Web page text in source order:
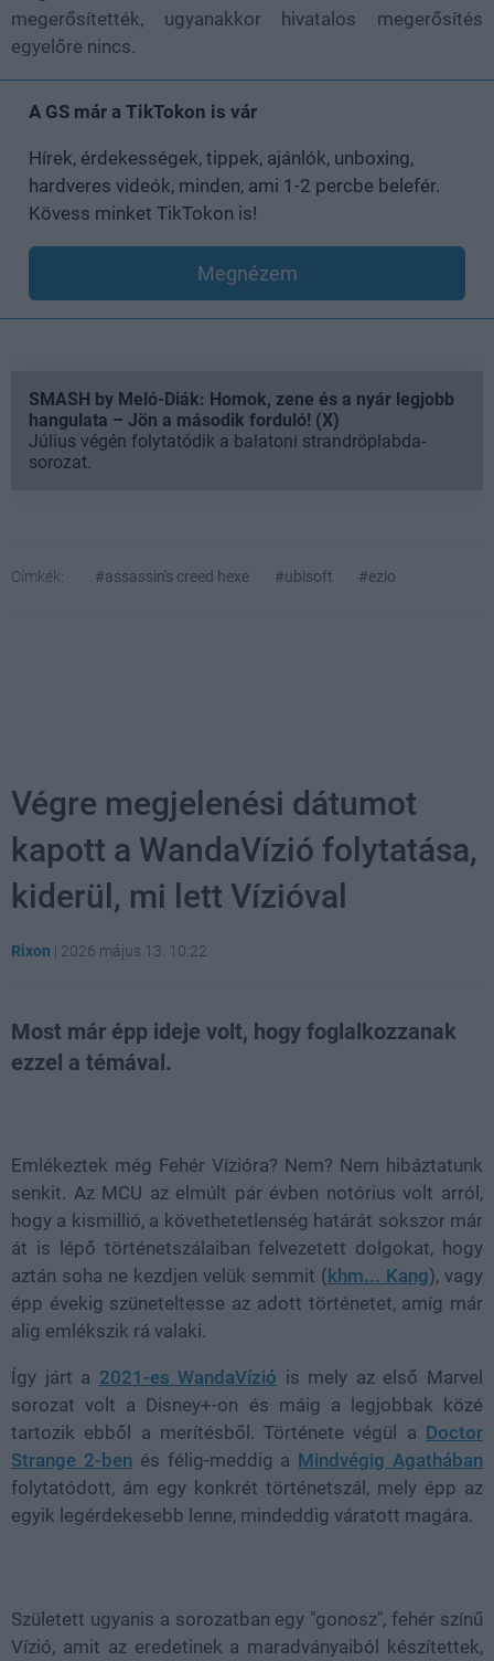
megerősítették, ugyanakkor hivatalos megerősítés
egyelőre nincs.
A GS már a TikTokon is vár
Hírek, érdekességek, tippek, ajánlók, unboxing,
hardveres videók, minden, ami 1-2 percbe belefér.
Kövess minket TikTokon is!
Megnézem
SMASH by Meló-Diák: Homok, zene és a nyár legjobb
hangulata – Jön a második forduló! (X)
Július végén folytatódik a balatoni strandröplabda-
sorozat.
Címkék: #assassin's creed hexe #ubisoft #ezio
Végre megjelenési dátumot
kapott a WandaVízió folytatása,
kiderül, mi lett Vízióval
Rixon | 2026 május 13. 10:22
Most már épp ideje volt, hogy foglalkozzanak
ezzel a témával.
Emlékeztek még Fehér Vízióra? Nem? Nem hibáztatunk
senkit. Az MCU az elmúlt pár évben notórius volt arról,
hogy a kismillió, a követhetetlenség határát sokszor már
át is lépő történetszálaiban felvezetett dolgokat, hogy
aztán soha ne kezdjen velük semmit (khm... Kang), vagy
épp évekig szüneteltesse az adott történetet, amíg már
alig emlékszik rá valaki.
Így járt a 2021-es WandaVízió is mely az első Marvel
sorozat volt a Disney+-on és máig a legjobbak közé
tartozik ebből a merítésből. Története végül a Doctor
Strange 2-benés félig-meddig a Mindvégig Agathában
folytatódott, ám egy konkrét történetszál, mely épp az
egyik legérdekesebb lenne, mindeddig váratott magára.
Született ugyanis a sorozatban egy "gonosz", fehér színű
Vízió, amit az eredetinek a maradványaiból készítettek,